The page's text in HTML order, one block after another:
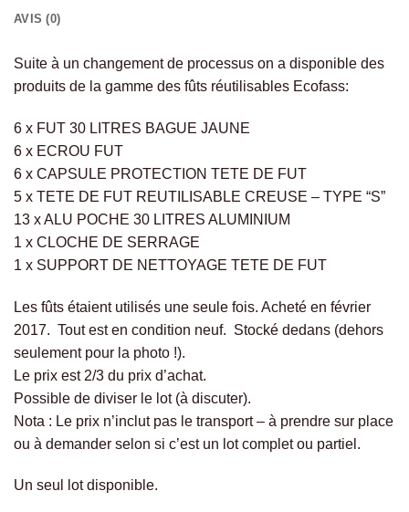
AVIS (0)
Suite à un changement de processus on a disponible des
produits de la gamme des fûts réutilisables Ecofass:
6 x FUT 30 LITRES BAGUE JAUNE
6 x ECROU FUT
6 x CAPSULE PROTECTION TETE DE FUT
5 x TETE DE FUT REUTILISABLE CREUSE – TYPE “S”
13 x ALU POCHE 30 LITRES ALUMINIUM
1 x CLOCHE DE SERRAGE
1 x SUPPORT DE NETTOYAGE TETE DE FUT
Les fûts étaient utilisés une seule fois. Acheté en février
2017. Tout est en condition neuf. Stocké dedans (dehors
seulement pour la photo !).
Le prix est 2/3 du prix d’achat.
Possible de diviser le lot (à discuter).
Nota : Le prix n’inclut pas le transport – à prendre sur place
ou à demander selon si c’est un lot complet ou partiel.
Un seul lot disponible.